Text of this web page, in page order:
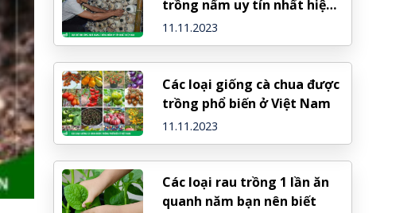
trồng nấm uy tín nhất hiện
nay
11.11.2023
Các loại giống cà chua được
trồng phổ biến ở Việt Nam
11.11.2023
Các loại rau trồng 1 lần ăn
quanh năm bạn nên biết